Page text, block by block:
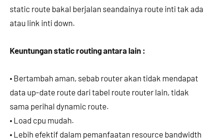
static route bakal berjalan seandainya route inti tak ada
atau link inti down.
Keuntungan static routing antara lain :
• Bertambah aman, sebab router akan tidak mendapat
data up-date route dari tabel route router lain, tidak
sama perihal dynamic route.
• Load cpu mudah.
• Lebih efektif dalam pemanfaatan resource bandwidth